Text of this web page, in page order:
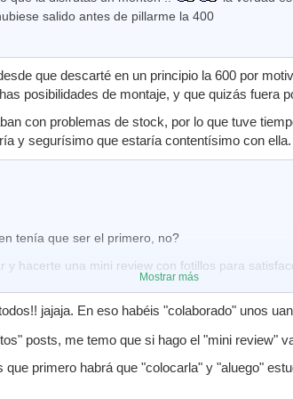
que tiene éste kit me han gustado bastante
soluciones que me brindábais y al final
que me ha salido por menos de 700€ todo
que le aconsejaba a un amigo de por aquí que
más adelante, al final así lo hizo y le
unos 200€ más mi presupuesto para, por las
me señalabais y que eran muy acertadas,
pareció mucho para probar.
metido viene ya de camino. Poco se sabe de
problemilla ya lo solucionaremos de alguna
gracias!.
salido antes de pillarme la 400
que descarté en un principio la 600 por
posibilidades de montaje, y que quizás fuera
con problemas de stock, por lo que tuve
y segurísimo que estaría contentísimo con ella.
tenía que ser el primero, no?
y hacerte una mini review con fotillos para
Mostrar más
jajaja. En eso habéis "colaborado" unos
posts, me temo que si hago el "mini review"
primero habrá que "colocarla" y "aluego"